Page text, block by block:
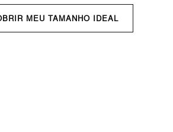
MEU TAMANHO IDEAL